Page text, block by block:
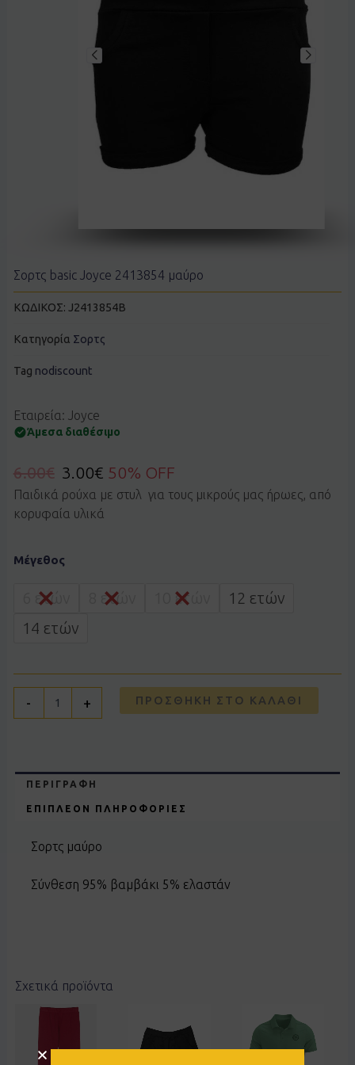
Σορτς basic Joyce 2413854 μαύρο
ΚΩΔΙΚΟΣ: J2413854B
Κατηγορία Σορτς
Tag nodiscount
Εταιρεία: Joyce
Άμεσα διαθέσιμο
6.00€ 3.00€ 50% OFF
Παιδικά ρούχα με στυλ για τους μικρούς μας ήρωες, από
κορυφαία υλικά
Μέγεθος
6 ετών 8 ετών 10 ετών
12 ετών
14 ετών
-
basic
2413854
μαύρο
+ ΠΡΟΣΘΉΚΗ ΣΤΟ ΚΑΛΆΘΙ
ΠΕΡΙΓΡΑΦΉ
ΕΠΙΠΛΈΟΝ ΠΛΗΡΟΦΟΡΊΕΣ
Σορτς μαύρο
Σύνθεση 95% βαμβάκι 5% ελαστάν
Σχετικά προϊόντα